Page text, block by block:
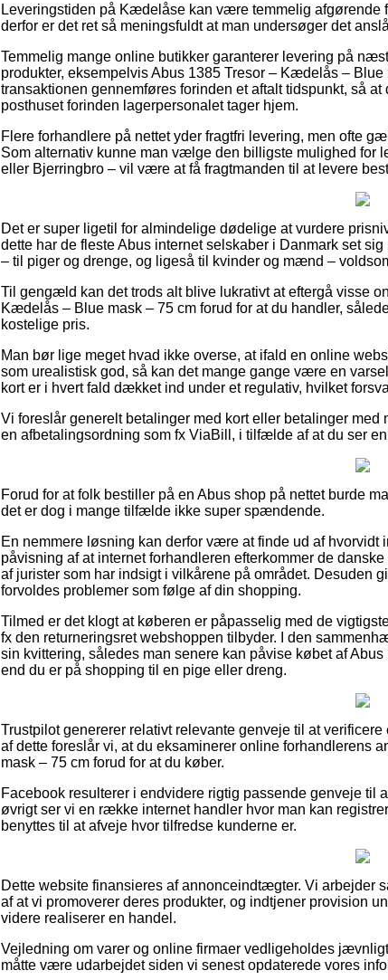
Leveringstiden på Kædelåse kan være temmelig afgørende
derfor er det ret så meningsfuldt at man undersøger det
Temmelig mange online butikker garanterer levering på
produkter, eksempelvis Abus 1385 Tresor – Kædelås –
transaktionen gennemføres forinden et aftalt tidspunkt, så
posthuset forinden lagerpersonalet tager hjem.
Flere forhandlere på nettet yder fragtfri levering, men ofte
Som alternativ kunne man vælge den billigste mulighed for
eller Bjerringbro – vil være at få fragtmanden til at levere
Det er super ligetil for almindelige dødelige at vurdere
dette har de fleste Abus internet selskaber i Danmark set
– til piger og drenge, og ligeså til kvinder og mænd –
Til gengæld kan det trods alt blive lukrativt at eftergå visse
Kædelås – Blue mask – 75 cm forud for at du handler,
kostelige pris.
Man bør lige meget hvad ikke overse, at ifald en online
som urealistisk god, så kan det mange gange være en
kort er i hvert fald dækket ind under et regulativ, hvilket
Vi foreslår generelt betalinger med kort eller betalinger
en afbetalingsordning som fx ViaBill, i tilfælde af at du ser
Forud for at folk bestiller på en Abus shop på nettet burde
det er dog i mange tilfælde ikke super spændende.
En nemmere løsning kan derfor være at finde ud af
påvisning af at internet forhandleren efterkommer de
af jurister som har indsigt i vilkårene på området. Desuden
forvoldes problemer som følge af din shopping.
Tilmed er det klogt at køberen er påpasselig med de
fx den returneringsret webshoppen tilbyder. I den
sin kvittering, således man senere kan påvise købet af
end du er på shopping til en pige eller dreng.
Trustpilot genererer relativt relevante genveje til at
af dette foreslår vi, at du eksaminerer online forhandlerens
mask – 75 cm forud for at du køber.
Facebook resulterer i endvidere rigtig passende genveje til
øvrigt ser vi en række internet handler hvor man kan
benyttes til at afveje hvor tilfredse kunderne er.
Dette website finansieres af annonceindtægter. Vi arbejder
af at vi promoverer deres produkter, og indtjener provision
videre realiserer en handel.
Vejledning om varer og online firmaer vedligeholdes
måtte være udarbejdet siden vi senest opdaterede vores